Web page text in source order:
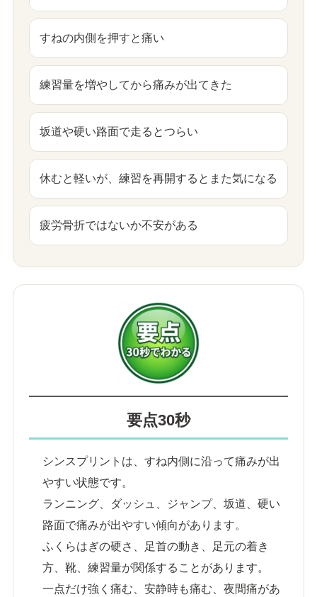
すねの内側を押すと痛い
練習量を増やしてから痛みが出てきた
坂道や硬い路面で走るとつらい
休むと軽いが、練習を再開するとまた気になる
疲労骨折ではないか不安がある
要点30秒
シンスプリントは、すね内側に沿って痛みが出
やすい状態です。
ランニング、ダッシュ、ジャンプ、坂道、硬い
路面で痛みが出やすい傾向があります。
ふくらはぎの硬さ、足首の動き、足元の着き
方、靴、練習量が関係することがあります。
一点だけ強く痛む、安静時も痛む、夜間痛があ